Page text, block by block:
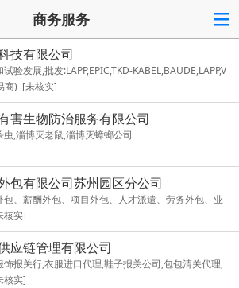
商务服务
技有限公司
验发展,批发:LAPP,EPIC,TKD-KABEL,BAUDE,LAPP,V
EPIC,TKD-KABEL,LUTZE-KABEL,ZYMEI-KABEL,M
KABEL,LUMB
KABEL,VAHLE,DEMAG;研究和试验发展，商品批
口
商) [未核实]
害生物防治服务有限公司
虫,淄博灭老鼠,淄博灭蟑螂公司
包有限公司苏州园区分公司
包、薪酬外包、项目外包、人才派遣、劳务外包、业
外包、岗位外包、人事服务外包、业务流程外包、短
核实]
应链管理有限公司
饰报关行,衣服进口代理,鞋子报关公司,包包清关代理,
核实]